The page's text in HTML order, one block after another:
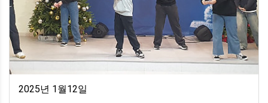
2025년 1월12일